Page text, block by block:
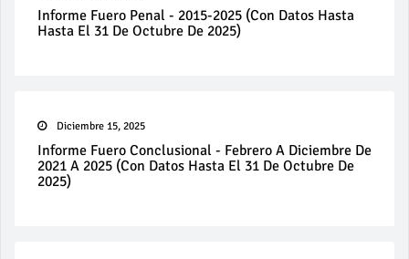
Informe Fuero Penal - 2015-2025 (con Datos Hasta
Hasta El 31 De Octubre De 2025)
Diciembre 15, 2025
Informe Fuero Conclusional - Febrero A Diciembre De
2021 A 2025 (con Datos Hasta El 31 De Octubre De
2025)